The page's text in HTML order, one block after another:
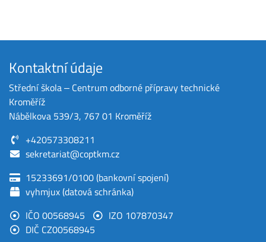
Kontaktní údaje
Střední škola ‒ Centrum odborné přípravy technické
Kroměříž
Nábělkova 539/3, 767 01 Kroměříž
+420573308211
sekretariat@coptkm.cz
15233691/0100 (bankovní spojení)
vyhmjux (datová schránka)
IČO 00568945
IZO 107870347
DIČ CZ00568945